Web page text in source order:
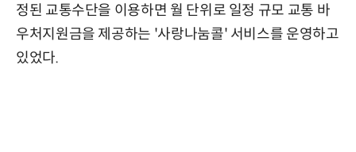
정된 교통수단을 이용하면 월 단위로 일정 규모 교통 바
우처지원금을 제공하는 '사랑나눔콜' 서비스를 운영하고
있었다.